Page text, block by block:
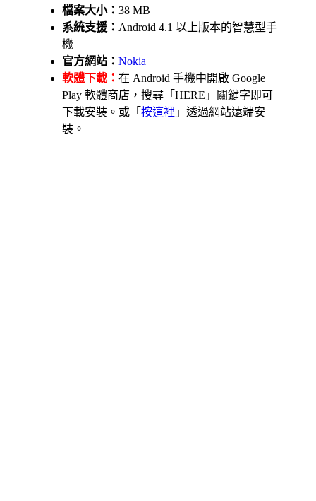
檔案大小： 38 MB
系統支援： Android 4.1 以上版本的智慧型手
機
官方網站： Nokia
軟體下載： 在 Android 手機中開啟 Google
Play 軟體商店，搜尋「HERE」關鍵字即可
下載安裝。或「 按這裡 」透過網站遠端安
裝。